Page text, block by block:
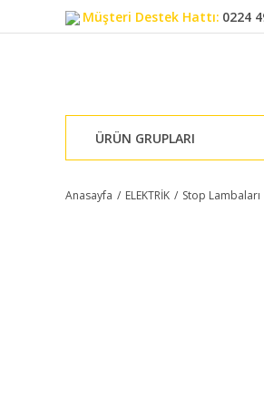
Müşteri Destek Hattı: 0224
ÜRÜN GRUPLARI
Anasayfa ELEKTRİK Stop Lambaları